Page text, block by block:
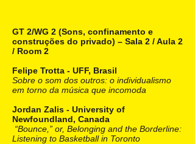
GT 2/WG 2 (Sons, confinamento e
construções do privado) – Sala 2 / Aula 2
/ Room 2
Felipe Trotta - UFF, Brasil
Sobre o som dos outros: o individualismo
em torno da música que incomoda
Jordan Zalis - University of
Newfoundland, Canada
“Bounce,” or, Belonging and the Borderline:
Listening to Basketball in Toronto